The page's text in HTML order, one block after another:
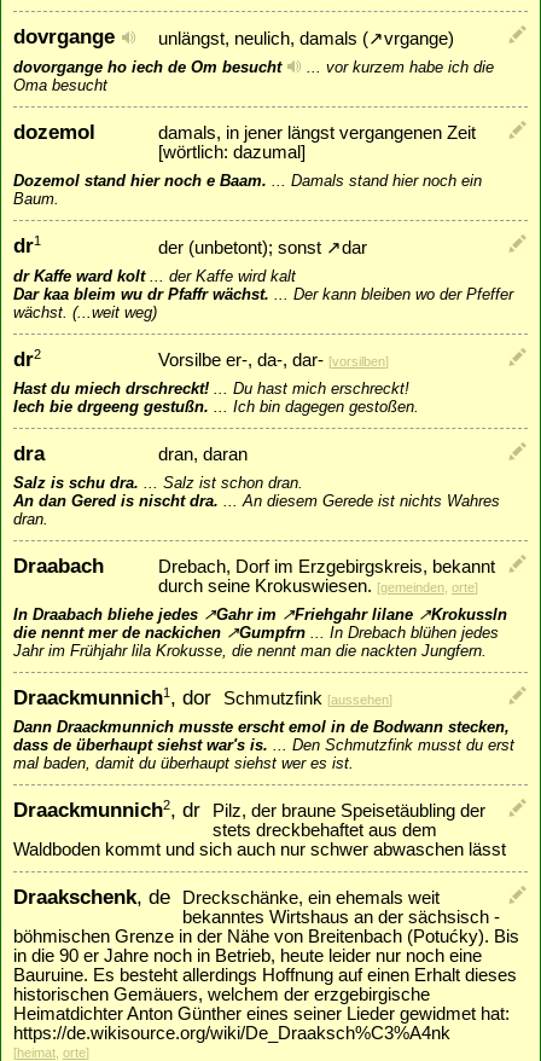
dovrgange unlängst, neulich, damals (↗vrgange)
dovorgange ho iech de Om besucht
vor kurzem habe ich die
Oma besucht
dozemol
damals, in jener längst vergangenen Zeit
[wörtlich: dazumal]
Dozemol stand hier noch e Baam.
Damals stand hier noch ein
Baum.
dr1 der (unbetont); sonst ↗dar
dr Kaffe ward kolt... der Kaffe wird kalt
Dar kaa bleim wu dr Pfaffr wächst.
Der kann bleiben wo der Pfeffer
wächst. (...weit weg)
dr2 Vorsilbe er-, da-, dar- [vorsilben]
Hast du miech drschreckt!
Du hast mich erschreckt!
Iech bie drgeeng gestußn.
Ich bin dagegen gestoßen.
dra dran, daran
Salz is schu dra.
Salz ist schon dran.
An dan Gered is nischt dra.
An diesem Gerede ist nichts Wahres
dran.
Draabach
Drebach, Dorf im Erzgebirgskreis, bekannt
durch seine Krokuswiesen. [gemeinden orte]
In Draabach bliehe jedes ↗Gahrim ↗Friehgahrlilane ↗Krokussln
die nennt mer de nackichen ↗Gumpfrn
In Drebach blühen jedes
Jahr im Frühjahr lila Krokusse, die nennt man die nackten Jungfern.
Draackmunnich1 , dor Schmutzfink [aussehen]
Dann Draackmunnich musste erscht emol in de Bodwann stecken,
dass de überhaupt siehst war's is.
Den Schmutzfink musst du erst
mal baden, damit du überhaupt siehst wer es ist.
Draackmunnich2, dr
Pilz, der braune Speisetäubling der
stets dreckbehaftet aus dem
Waldboden kommt und sich auch nur schwer abwaschen lässt
Draakschenk, de
Dreckschänke, ein ehemals weit
bekanntes Wirtshaus an der sächsisch -
böhmischen Grenze in der Nähe von Breitenbach (Potućky). Bis
in die 90 er Jahre noch in Betrieb, heute leider nur noch eine
Bauruine. Es besteht allerdings Hoffnung auf einen Erhalt dieses
historischen Gemäuers, welchem der erzgebirgische
Heimatdichter Anton Günther eines seiner Lieder gewidmet hat:
https://de.wikisource.org/wiki/De_Draaksch%C3%A4nk
[heimat orte]